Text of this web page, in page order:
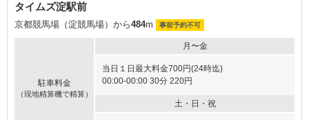
タイムズ淀駅前
京都競馬場（淀競馬場）から484m 事前予約不可
駐車料金
（現地精算機で精算）
月〜金
当日１日最大料金700円(24時迄)
00:00-00:00 30分 220円
土・日・祝